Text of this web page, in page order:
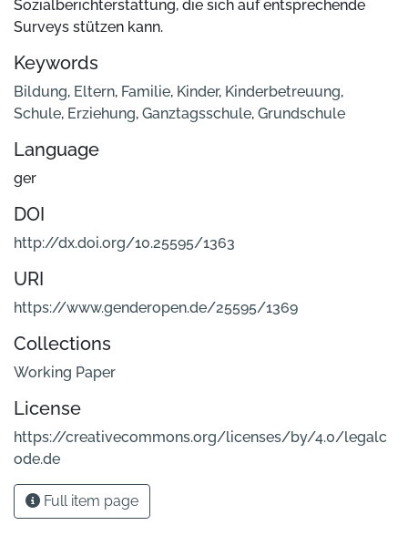
Sozialberichterstattung, die sich auf entsprechende
Surveys stützen kann.
Keywords
Bildung, Eltern, Familie, Kinder, Kinderbetreuung,
Schule, Erziehung, Ganztagsschule, Grundschule
Language
ger
DOI
http://dx.doi.org/10.25595/1363
URI
https://www.genderopen.de/25595/1369
Collections
Working Paper
License
https://creativecommons.org/licenses/by/4.0/legalc
ode.de
Full item page